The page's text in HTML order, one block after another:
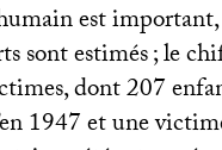
est
sont estimés; le
dont 207
1947 et une